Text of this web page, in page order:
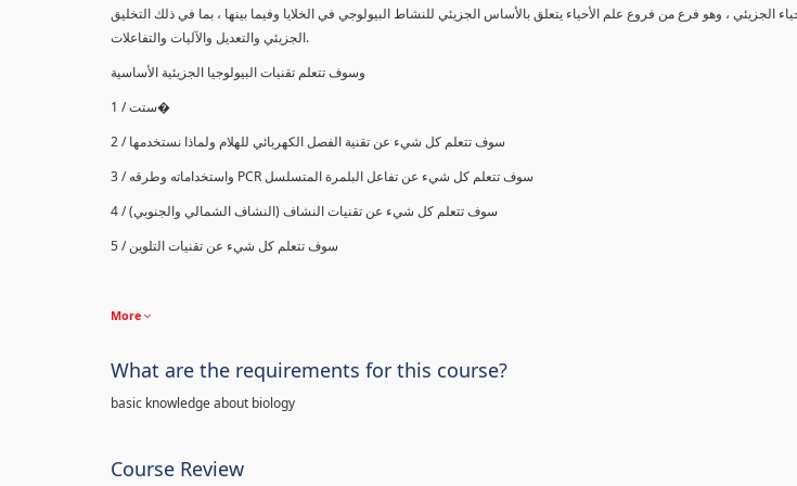
الجزيئي ، وهو فرع من فروع علم الأحياء يتعلق بالأساس الجزيئي للنشاط البيولوجي في الخلايا وفيما بينها ، بما في ذلك التخليق
الجزيئي والتعديل والآليات والتفاعلات.
وسوف تتعلم تقنيات البيولوجيا الجزيئية الأساسية
1 / ستت�
2 / سوف تتعلم كل شيء عن تقنية الفصل الكهربائي للهلام ولماذا نستخدمها
3 / سوف تتعلم كل شيء عن تفاعل البلمرة المتسلسلPCR واستخداماته وطرقه
4 / سوف تتعلم كل شيء عن تقنيات النشاف (النشاف الشمالي والجنوبي)
5 / سوف تتعلم كل شيء عن تقنيات التلوين
More
What are the requirements for this course?
basic knowledge about biology
Course Review